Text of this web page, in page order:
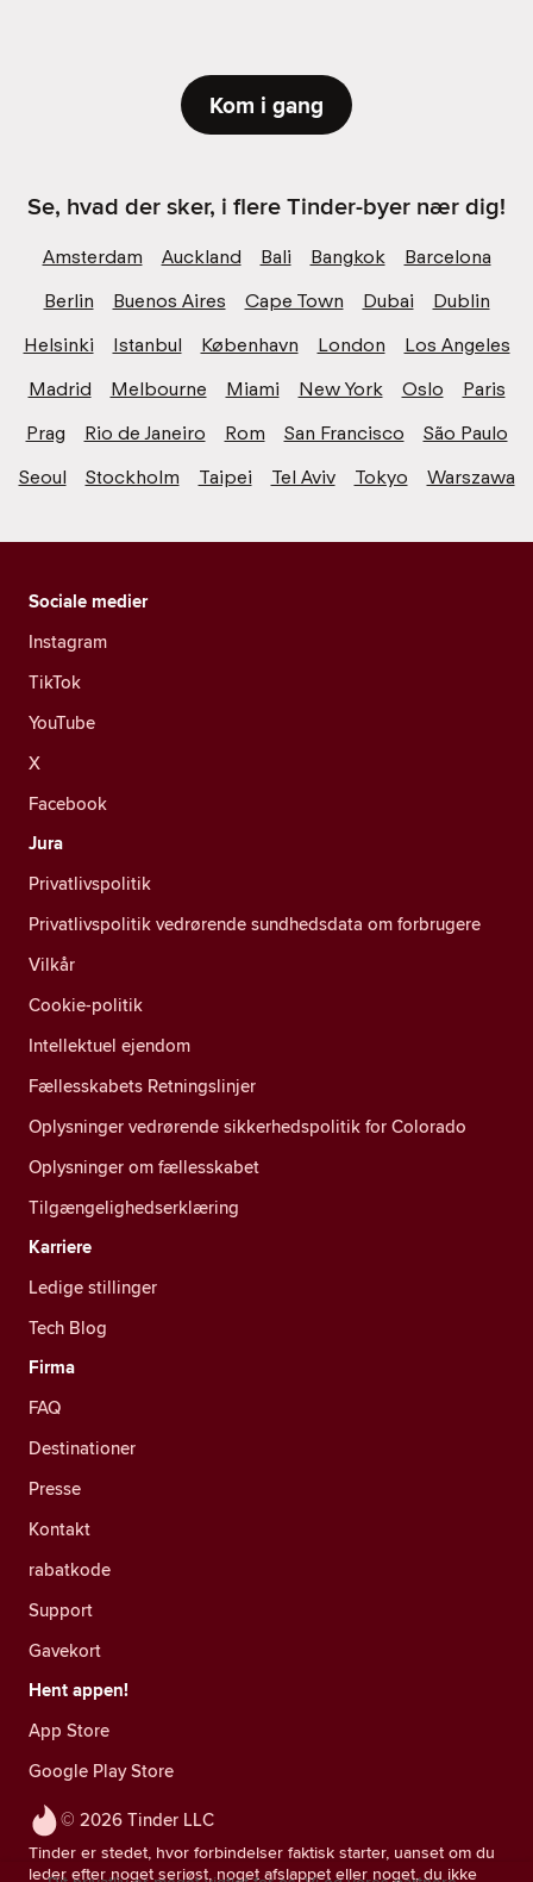
Kom i gang
Se, hvad der sker, i flere Tinder-byer nær dig!
Amsterdam Auckland Bali Bangkok
Barcelona
Berlin
Buenos Aires Cape Town Dubai
Dublin
Helsinki
Istanbul København London
Los Angeles
Madrid
Melbourne Miami New York Oslo
Paris
Prag
Rio de Janeiro Rom San Francisco
São Paulo
Seoul
Stockholm Taipei Tel Aviv Tokyo Warszawa
© 2026 Tinder LLC
Tinder er stedet, hvor forbindelser faktisk starter, uanset om du
leder efter noget seriøst, noget afslappet eller noget, du ikke
Sociale medier
Instagram
TikTok
YouTube
X
Facebook
Jura
Privatlivspolitik
Privatlivspolitik vedrørende sundhedsdata om forbrugere
Vilkår
Cookie-politik
Intellektuel ejendom
Fællesskabets Retningslinjer
Oplysninger vedrørende sikkerhedspolitik for Colorado
Oplysninger om fællesskabet
Tilgængelighedserklæring
Karriere
Ledige stillinger
Tech Blog
Firma
FAQ
Destinationer
Presse
Kontakt
rabatkode
Support
Gavekort
Hent appen!
App Store
Google Play Store